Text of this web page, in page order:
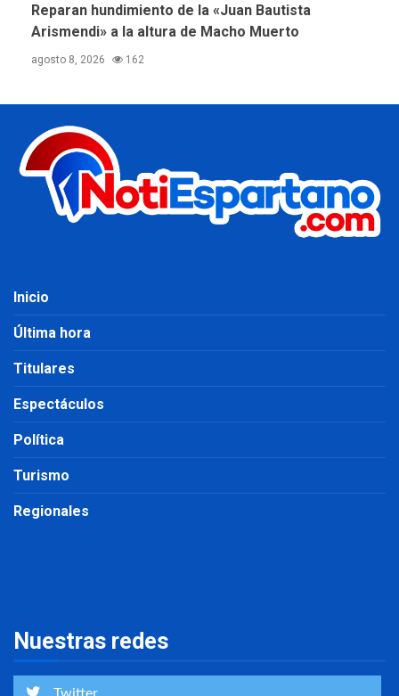
Reparan hundimiento de la «Juan Bautista
Arismendi» a la altura de Macho Muerto
agosto 8, 2026 162
Inicio
Última hora
Titulares
Espectáculos
Política
Turismo
Regionales
Nuestras redes
Twitter